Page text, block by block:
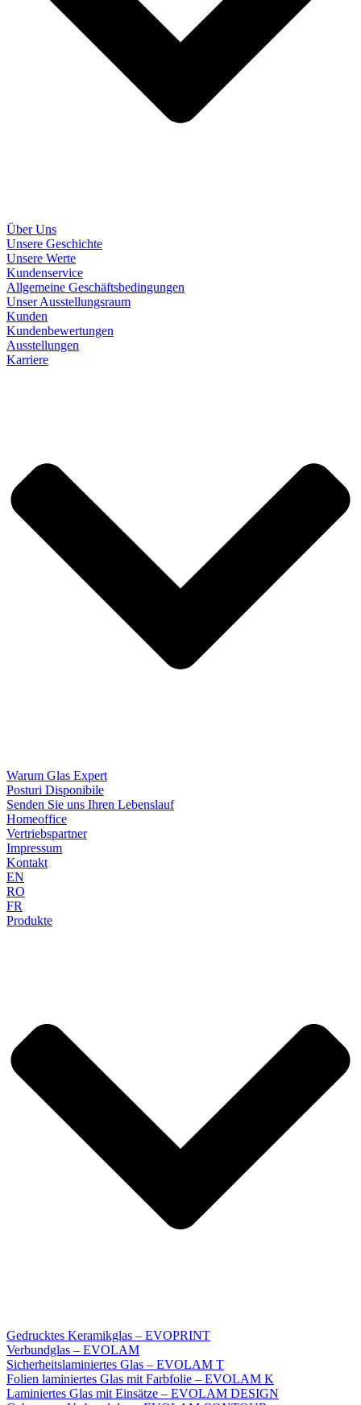
Über Uns
Unsere Geschichte
Unsere Werte
Kundenservice
Allgemeine Geschäftsbedingungen
Unser Ausstellungsraum
Kunden
Kundenbewertungen
Ausstellungen
Karriere
Warum Glas Expert
Posturi Disponibile
Senden Sie uns Ihren Lebenslauf
Homeoffice
Vertriebspartner
Impressum
Kontakt
EN
RO
FR
Produkte
Gedrucktes Keramikglas – EVOPRINT
Verbundglas – EVOLAM
Sicherheitslaminiertes Glas – EVOLAM T
Folien laminiertes Glas mit Farbfolie – EVOLAM K
Laminiertes Glas mit Einsätze – EVOLAM DESIGN